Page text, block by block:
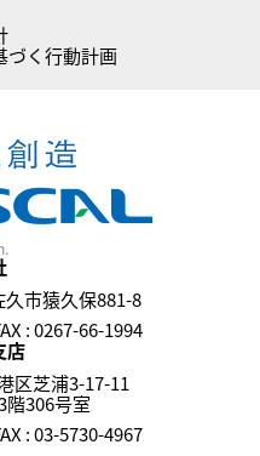
づく行動計画
久市猿久保881-8
: 0267-66-1994
店
区芝浦3-17-11
階306号室
: 03-5730-4967